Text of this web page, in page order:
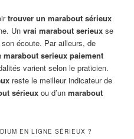
trouver un marabout sérieux
Unvrai marabout serieux se
écoute. Par ailleurs, de
marabout serieux paiement
varient selon le praticien.
reste le meilleur indicateur de
sérieux ou d’unmarabout
EN LIGNE SÉRIEUX ?